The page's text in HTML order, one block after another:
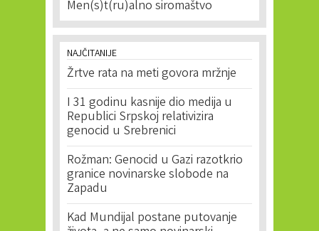
Men(s)t(ru)alno siromaštvo
NAJČITANIJE
Žrtve rata na meti govora mržnje
I 31 godinu kasnije dio medija u
Republici Srpskoj relativizira
genocid u Srebrenici
Rožman: Genocid u Gazi razotkrio
granice novinarske slobode na
Zapadu
Kad Mundijal postane putovanje